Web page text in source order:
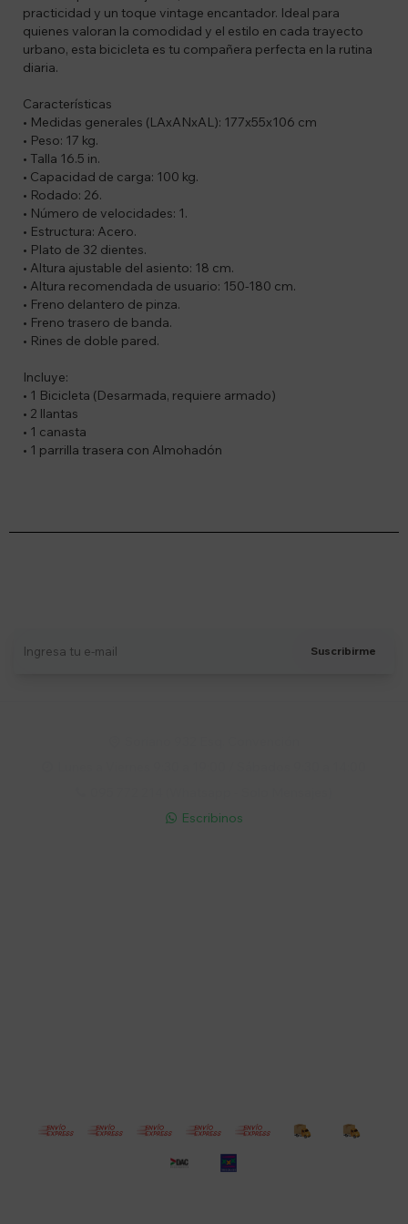
practicidad y un toque vintage encantador. Ideal para
quienes valoran la comodidad y el estilo en cada trayecto
urbano, esta bicicleta es tu compañera perfecta en la rutina
diaria.
Características
• Medidas generales (LAxANxAL): 177x55x106 cm
• Peso: 17 kg.
• Talla 16.5 in.
• Capacidad de carga: 100 kg.
• Rodado: 26.
• Número de velocidades: 1.
• Estructura: Acero.
• Plato de 32 dientes.
• Altura ajustable del asiento: 18 cm.
• Altura recomendada de usuario: 150-180 cm.
• Freno delantero de pinza.
• Freno trasero de banda.
• Rines de doble pared.
Incluye:
• 1 Bicicleta (Desarmada, requiere armado)
• 2 llantas
• 1 canasta
• 1 parrilla trasera con Almohadón
Suscribirme
 Escribinos